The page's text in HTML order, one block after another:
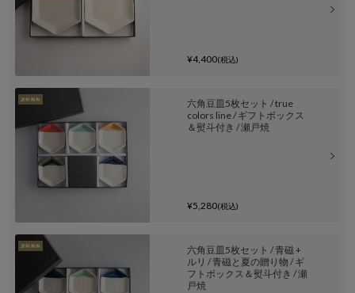
¥4,400(税込)
六角豆皿5枚セット / true
colors line / ギフトボックス
＆熨斗付き / 瀬戸焼
¥5,280(税込)
六角豆皿5枚セット / 青磁 +
ルリ / 青磁と夏の贈り物 / ギ
フトボックス＆熨斗付き / 瀬
戸焼